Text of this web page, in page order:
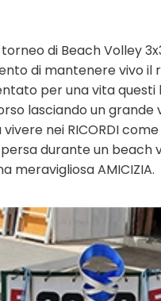
di Beach Volley
di mantenere vivo il
per una vita
lasciando un
nei RICORDI
durante un beach
meravigliosa AMICIZIA.